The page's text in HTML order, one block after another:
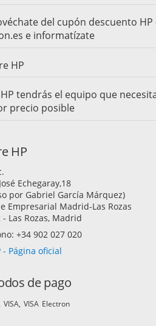
del cupón descuento HP
e informatízate
HP
tendrás el equipo que
precio posible
HP
Echegaray,18
por Gabriel García Márquez)
Empresarial Madrid-Las Rozas
- Las Rozas, Madrid
+34 902 027 020
- Página oficial
de pago
VISA VISA Electron